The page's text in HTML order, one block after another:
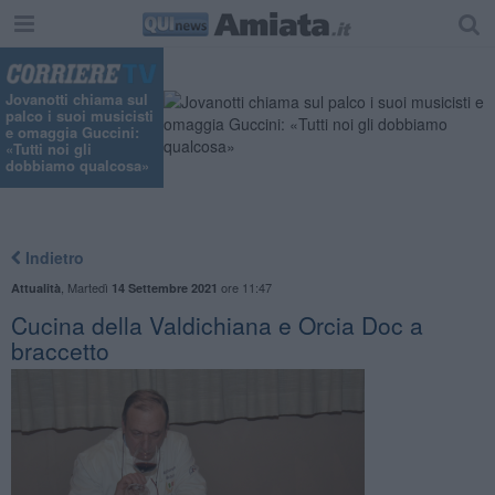
Jovanotti chiama sul
palco i suoi musicisti
e omaggia Guccini:
«Tutti noi gli
dobbiamo qualcosa»
Indietro
Attualità Martedì 14 Settembre 2021 ore 11:47
Cucina della Valdichiana e Orcia Doc a
braccetto